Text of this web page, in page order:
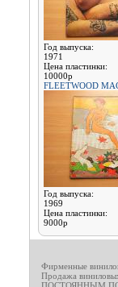
Год выпуска:
1971
Цена пластинки:
10000р
FLEETWOOD
Год выпуска:
1969
Цена пластинки:
9000р
Фирменные
Продажа